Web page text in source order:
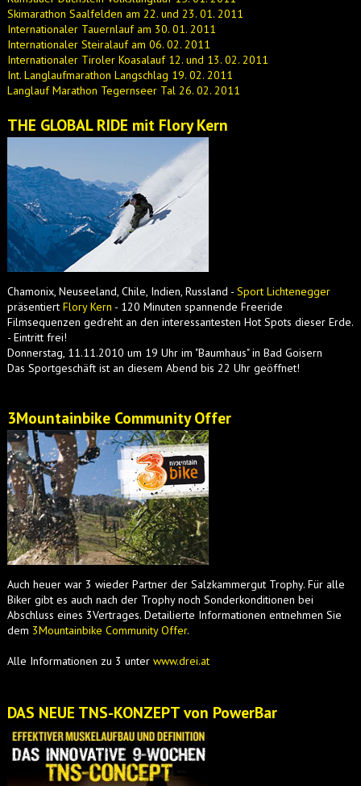
Skimarathon Saalfelden am 22. und 23. 01. 2011
Internationaler Tauernlauf am 30. 01. 2011
Internationaler Steiralauf am 06. 02. 2011
Internationaler Tiroler Koasalauf 12. und 13. 02. 2011
Int. Langlaufmarathon Langschlag 19. 02. 2011
Langlauf Marathon Tegernseer Tal 26. 02. 2011
THE GLOBAL RIDE mit Flory Kern
Chamonix, Neuseeland, Chile, Indien, Russland - Sport Lichtenegger
präsentiert Flory Kern - 120 Minuten spannende Freeride
Filmsequenzen gedreht an den interessantesten Hot Spots dieser Erde.
- Eintritt frei!
Donnerstag, 11.11.2010 um 19 Uhr im "Baumhaus" in Bad Goisern
Das Sportgeschäft ist an diesem Abend bis 22 Uhr geöffnet!
3Mountainbike Community Offer
Auch heuer war 3 wieder Partner der Salzkammergut Trophy. Für alle
Biker gibt es auch nach der Trophy noch Sonderkonditionen bei
Abschluss eines 3Vertrages. Detailierte Informationen entnehmen Sie
dem 3Mountainbike Community Offer.
Alle Informationen zu 3 unter www.drei.at
DAS NEUE TNS-KONZEPT von PowerBar